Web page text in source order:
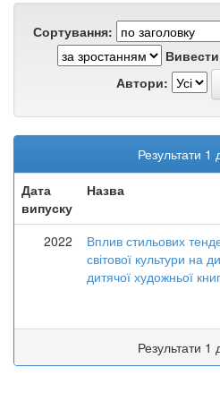
Сортування:
Автори:
Результати 1
Дата
випуску
Назва
2022
Вплив стильових
світової культури на
дитячої художньої
Результати 1